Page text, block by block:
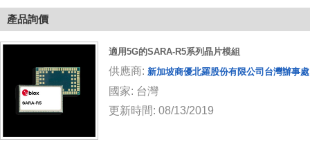
產品詢價
適用5G的SARA-R5系列晶片模組
供應商: 新加坡商優北羅股份有限公司台灣辦事處
國家: 台灣
更新時間: 08/13/2019